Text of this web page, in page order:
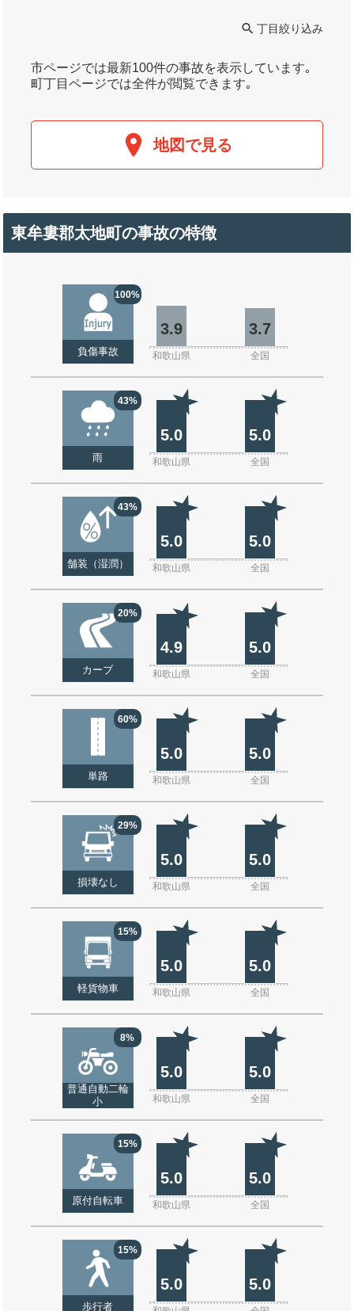
丁目絞り込み
市ページでは最新100件の事故を表示しています｡
町丁目ページでは全件が閲覧できます｡
地図で見る
東牟婁郡太地町の事故の特徴
100%
負傷事故
3.9 3.7
和歌山県 全国
43%
雨
5.0 5.0
和歌山県 全国
43%
舗装（湿潤）
5.0 5.0
和歌山県 全国
20%
カーブ
4.9 5.0
和歌山県 全国
60%
単路
5.0 5.0
和歌山県 全国
29%
損壊なし
5.0 5.0
和歌山県 全国
15%
軽貨物車
5.0 5.0
和歌山県 全国
8%
普通自動二輪
小
5.0 5.0
和歌山県 全国
15%
原付自転車
5.0 5.0
和歌山県 全国
15%
歩行者
5.0 5.0